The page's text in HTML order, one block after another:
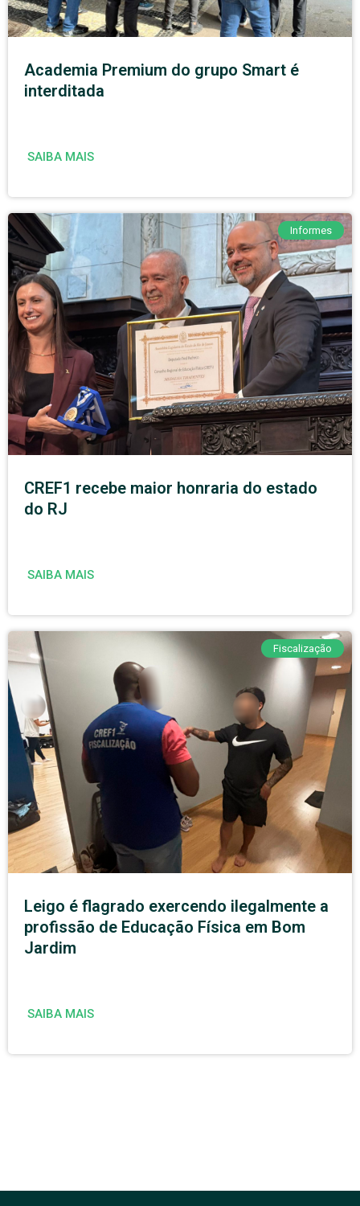
Academia Premium do grupo Smart é
interditada
SAIBA MAIS
Informes
CREF1 recebe maior honraria do estado
do RJ
SAIBA MAIS
Fiscalização
Leigo é flagrado exercendo ilegalmente a
profissão de Educação Física em Bom
Jardim
SAIBA MAIS